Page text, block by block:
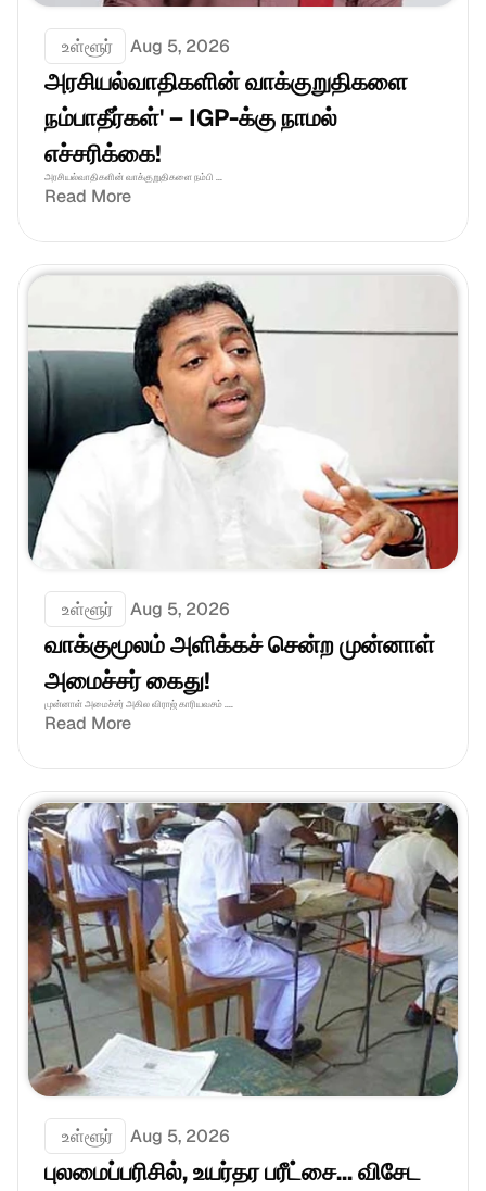
உள்ளூர் Aug 5, 2026
அரசியல்வாதிகளின் வாக்குறுதிகளை
நம்பாதீர்கள்' – IGP-க்கு நாமல்
எச்சரிக்கை!
அரசியல்வாதிகளின் வாக்குறுதிகளை நம்பி ...
Read More
உள்ளூர் Aug 5, 2026
வாக்குமூலம் அளிக்கச் சென்ற முன்னாள்
அமைச்சர் கைது!
முன்னாள் அமைச்சர் அகில விராஜ் காரியவசம் ....
Read More
உள்ளூர் Aug 5, 2026
புலமைப்பரிசில், உயர்தர பரீட்சை... விசேட